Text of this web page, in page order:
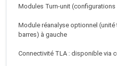
Modules Turn-unit (configurations
Module réanalyse optionnel
barres) à gauche
Connectivité TLA : disponible via